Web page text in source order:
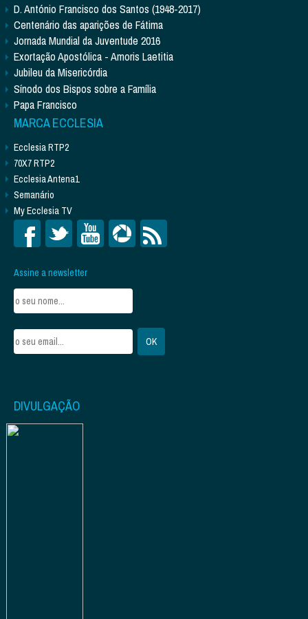
D. António Francisco dos Santos (1948-2017)
Centenário das aparições de Fátima
Jornada Mundial da Juventude 2016
Exortação Apostólica - Amoris Laetitia
Jubileu da Misericórdia
Sínodo dos Bispos sobre a Família
Papa Francisco
MARCA ECCLESIA
Ecclesia RTP2
70X7 RTP2
Ecclesia Antena1
Semanário
My Ecclesia TV
Assine a newsletter
DIVULGAÇÃO